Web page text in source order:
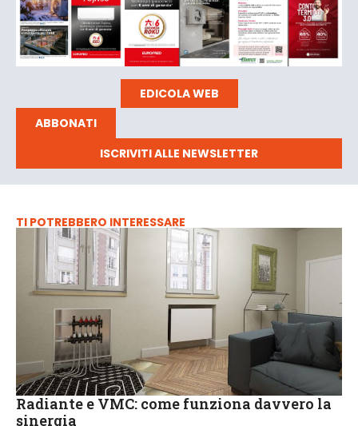
EDICOLA WEB
ABBONATI
ISCRIVITI ALLE NEWSLETTER
TI POTREBBERO INTERESSARE
Radiante e VMC: come funziona davvero la
sinergia